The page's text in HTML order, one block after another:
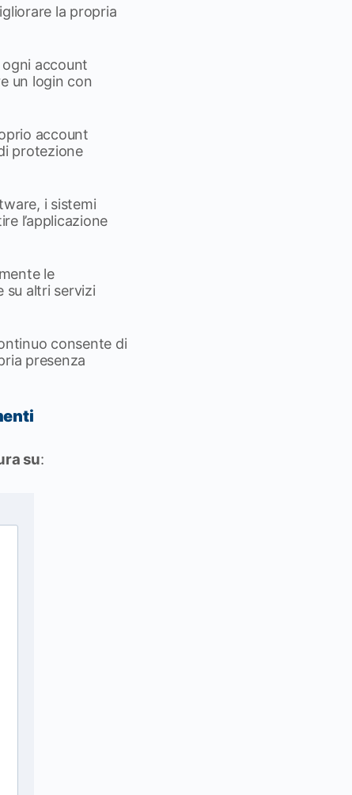
la propria
account
un login con
account
protezione
i sistemi
l’applicazione
le
su altri servizi
consente di
presenza
su: